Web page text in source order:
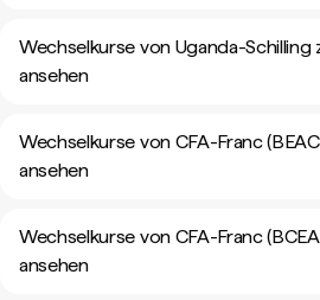
Wechselkurse von Uganda-Schilling
ansehen
Wechselkurse von CFA-Franc
ansehen
Wechselkurse von CFA-Franc
ansehen